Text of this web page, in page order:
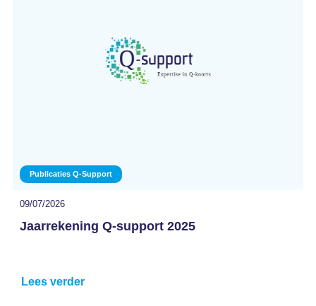
Publicaties Q-Support
09/07/2026
Jaarrekening Q-support 2025
Lees verder